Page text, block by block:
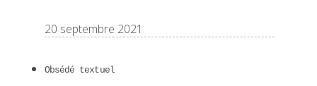
20 septembre 2021
Obsédé textuel